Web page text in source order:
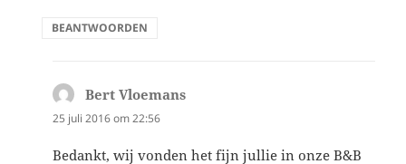
BEANTWOORDEN
Bert Vloemans
25 juli 2016 om 22:56
Bedankt, wij vonden het fijn jullie in onze B&B